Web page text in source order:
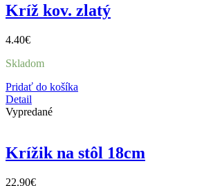
Kríž kov. zlatý
4.40€
Skladom
Pridať do košíka
Detail
Vypredané
Krížik na stôl 18cm
22.90€